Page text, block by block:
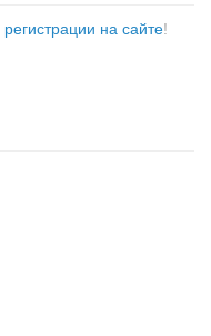
регистрации на сайте!